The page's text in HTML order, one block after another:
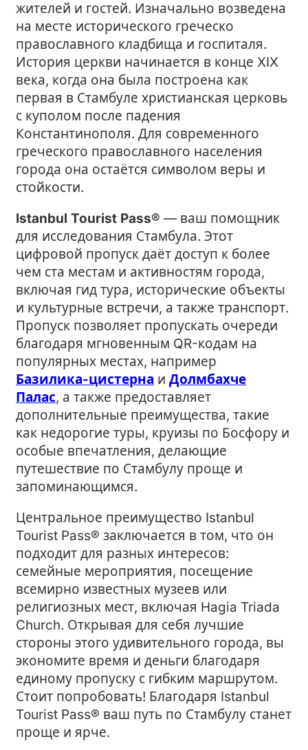
жителей и гостей. Изначально возведена
на месте исторического греческо
православного кладбища и госпиталя.
История церкви начинается в конце XIX
века, когда она была построена как
первая в Стамбуле христианская церковь
с куполом после падения
Константинополя. Для современного
греческого православного населения
города она остаётся символом веры и
стойкости.
Istanbul Tourist Pass® — ваш помощник
для исследования Стамбула. Этот
цифровой пропуск даёт доступ к более
чем ста местам и активностям города,
включая гид тура, исторические объекты
и культурные встречи, а также транспорт.
Пропуск позволяет пропускать очереди
благодаря мгновенным QR-кодам на
популярных местах, например
Базилика-цистерна и Долмбахче
Палас, а также предоставляет
дополнительные преимущества, такие
как недорогие туры, круизы по Босфору и
особые впечатления, делающие
путешествие по Стамбулу проще и
запоминающимся.
Центральное преимущество Istanbul
Tourist Pass® заключается в том, что он
подходит для разных интересов:
семейные мероприятия, посещение
всемирно известных музеев или
религиозных мест, включая Hagia Triada
Church. Открывая для себя лучшие
стороны этого удивительного города, вы
экономите время и деньги благодаря
единому пропуску с гибким маршрутом.
Стоит попробовать! Благодаря Istanbul
Tourist Pass® ваш путь по Стамбулу станет
проще и ярче.